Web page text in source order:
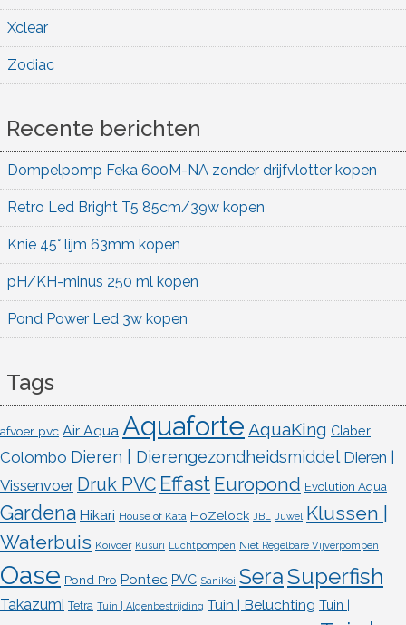
Xclear
Zodiac
Recente berichten
Dompelpomp Feka 600M-NA zonder drijfvlotter kopen
Retro Led Bright T5 85cm/39w kopen
Knie 45° lijm 63mm kopen
pH/KH-minus 250 ml kopen
Pond Power Led 3w kopen
Tags
afvoer pvc Air Aqua Aquaforte AquaKing Claber
Colombo Dieren | Dierengezondheidsmiddel Dieren |
Vissenvoer Druk PVC Effast Europond Evolution Aqua
Gardena Hikari House of Kata HoZelock JBL Juwel Klussen |
Waterbuis Koivoer Kusuri Luchtpompen Niet Regelbare Vijverpompen
Oase Pond Pro Pontec PVC SaniKoi SeraSuperfish
Takazumi Tetra Tuin | Algenbestrijding Tuin | Beluchting Tuin |